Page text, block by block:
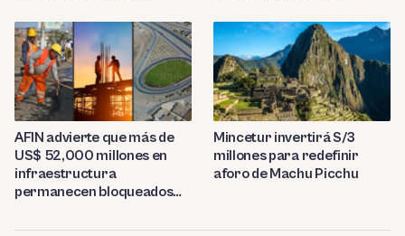
AFIN advierte que más de
US$ 52,000 millones en
infraestructura
permanecen bloqueados
Mincetur invertirá S/3
millones para redefinir
aforo de Machu Picchu